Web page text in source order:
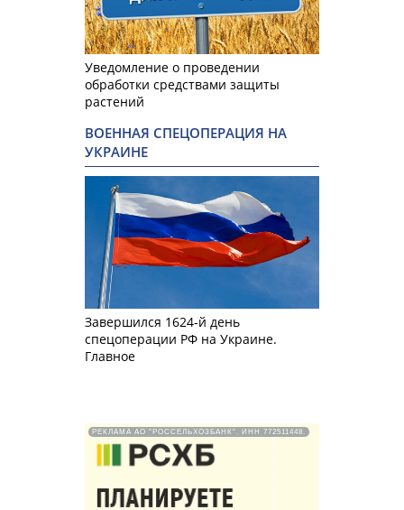
Уведомление о проведении
обработки средствами защиты
растений
ВОЕННАЯ СПЕЦОПЕРАЦИЯ НА
УКРАИНЕ
Завершился 1624-й день
спецоперации РФ на Украине.
Главное
РЕКЛАМА АО "РОССЕЛЬХОЗБАНК". ИНН 772511448.